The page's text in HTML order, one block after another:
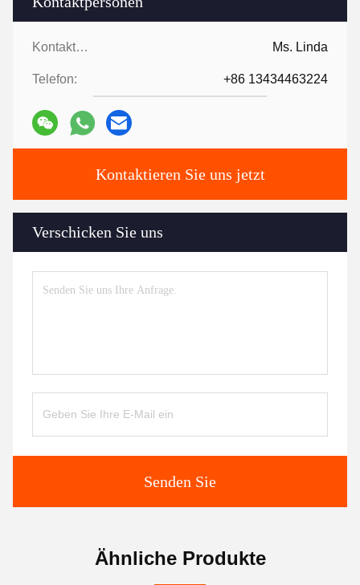
Kontaktpersonen: Ms. Linda
Telefon: +86 13434463224
Kontaktieren Sie uns jetzt
Verschicken Sie uns
Senden Sie
Ähnliche Produkte